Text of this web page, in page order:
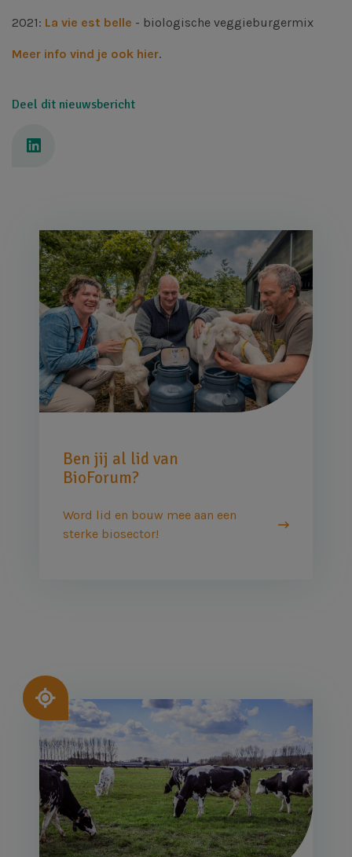
2021: La vie est belle - biologische veggieburgermix
Meer info vind je ook hier.
Afbeelding
Ben jij al lid van
BioForum?
Word lid en bouw mee aan een
sterke biosector!
Deel dit nieuwsbericht
Afbeelding